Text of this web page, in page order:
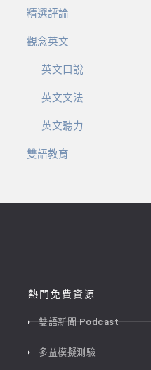
精選評論
觀念英文
英文口說
英文文法
英文聽力
雙語教育
熱門免費資源
雙語新聞 Podcast
多益模擬測驗